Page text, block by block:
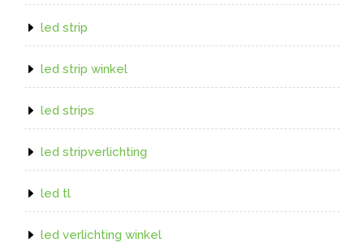
led strip
led strip winkel
led strips
led stripverlichting
led tl
led verlichting winkel